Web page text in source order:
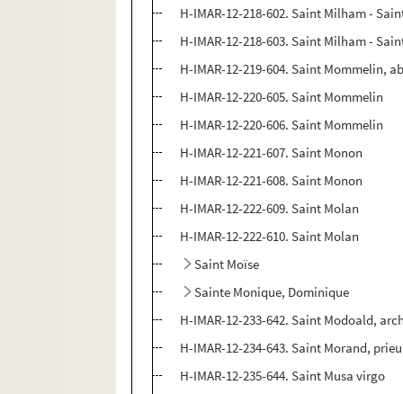
H-IMAR-12-218-602. Saint Milham -
H-IMAR-12-218-603. Saint Milham -
H-IMAR-12-219-604. Saint Mommelin,
H-IMAR-12-220-605. Saint Mommelin
H-IMAR-12-220-606. Saint Mommelin
H-IMAR-12-221-607. Saint Monon
H-IMAR-12-221-608. Saint Monon
H-IMAR-12-222-609. Saint Molan
H-IMAR-12-222-610. Saint Molan
Saint Moïse
Sainte Monique, Dominique
H-IMAR-12-233-642. Saint Modoald,
H-IMAR-12-234-643. Saint Morand,
H-IMAR-12-235-644. Saint Musa virgo